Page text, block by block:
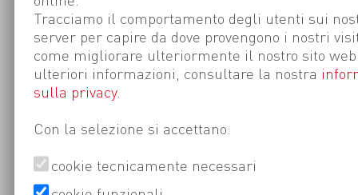
Tracciamo il comportamento degli utenti sui
server per capire da dove provengono i nostri
come migliorare ulteriormente il nostro sito
ulteriori informazioni, consultare la nostra
sulla privacy.
Con la selezione si accettano:
cookie tecnicamente necessari